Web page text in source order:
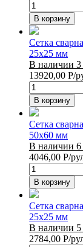
В корзину
Сетка
25х25 мм
В наличии 3
13920,00 Р/
В корзину
Сетка
50х60 мм
В наличии 6
4046,00 Р/
В корзину
Сетка
25х25 мм
В наличии 5
2784,00 Р/